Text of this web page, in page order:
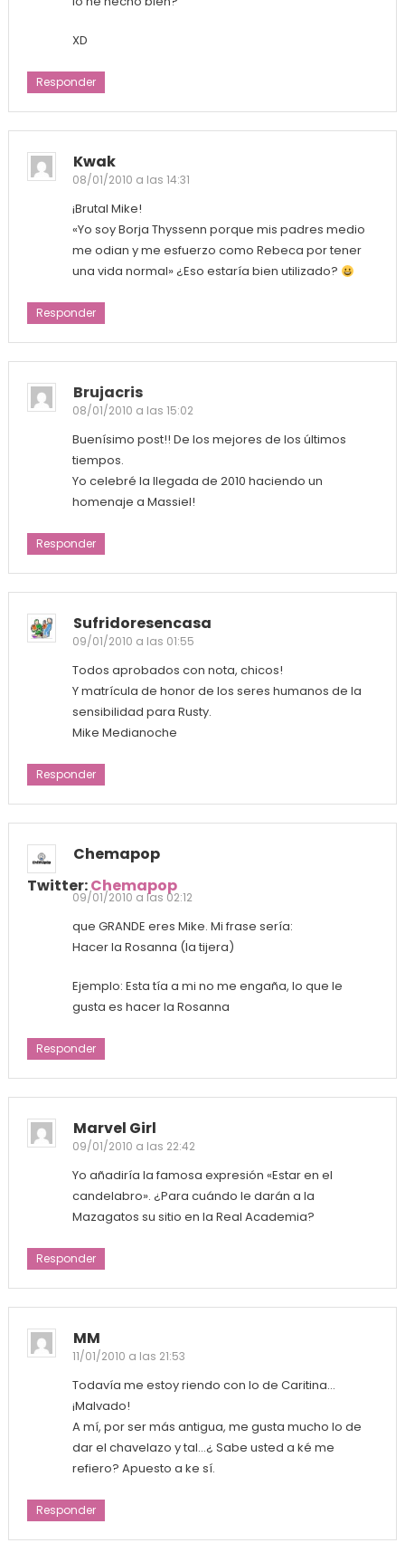
XD
Responder
Kwak
08/01/2010 a las 14:31
¡Brutal Mike!
«Yo soy Borja Thyssenn porque mis padres medio
me odian y me esfuerzo como Rebeca por tener
una vida normal» ¿Eso estaría bien utilizado?
Responder
Brujacris
08/01/2010 a las 15:02
Buenísimo post!! De los mejores de los últimos
tiempos.
Yo celebré la llegada de 2010 haciendo un
homenaje a Massiel!
Responder
Sufridoresencasa
09/01/2010 a las 01:55
Todos aprobados con nota, chicos!
Y matrícula de honor de los seres humanos de la
sensibilidad para Rusty.
Mike Medianoche
Responder
Chemapop
Twitter:Chemapop
09/01/2010 a las 02:12
que GRANDE eres Mike. Mi frase sería:
Hacer la Rosanna (la tijera)
Ejemplo: Esta tía a mi no me engaña, lo que le
gusta es hacer la Rosanna
Responder
Marvel Girl
09/01/2010 a las 22:42
Yo añadiría la famosa expresión «Estar en el
candelabro». ¿Para cuándo le darán a la
Mazagatos su sitio en la Real Academia?
Responder
MM
11/01/2010 a las 21:53
Todavía me estoy riendo con lo de Caritina…
¡Malvado!
A mí, por ser más antigua, me gusta mucho lo de
dar el chavelazo y tal…¿ Sabe usted a ké me
refiero? Apuesto a ke sí.
Responder